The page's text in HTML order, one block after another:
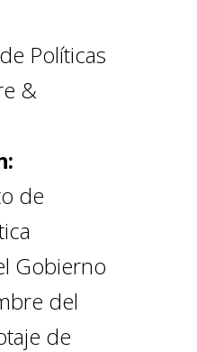
Políticas
&
de
Gobierno
del
de